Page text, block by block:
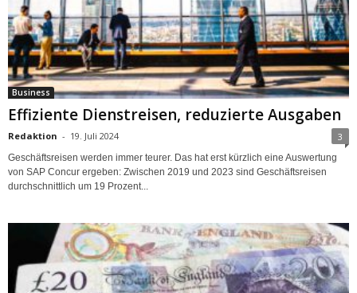
Business
Effiziente Dienstreisen, reduzierte Ausgaben
Redaktion - 19. Juli 2024 3
Geschäftsreisen werden immer teurer. Das hat erst kürzlich eine Auswertung
von SAP Concur ergeben: Zwischen 2019 und 2023 sind Geschäftsreisen
durchschnittlich um 19 Prozent...